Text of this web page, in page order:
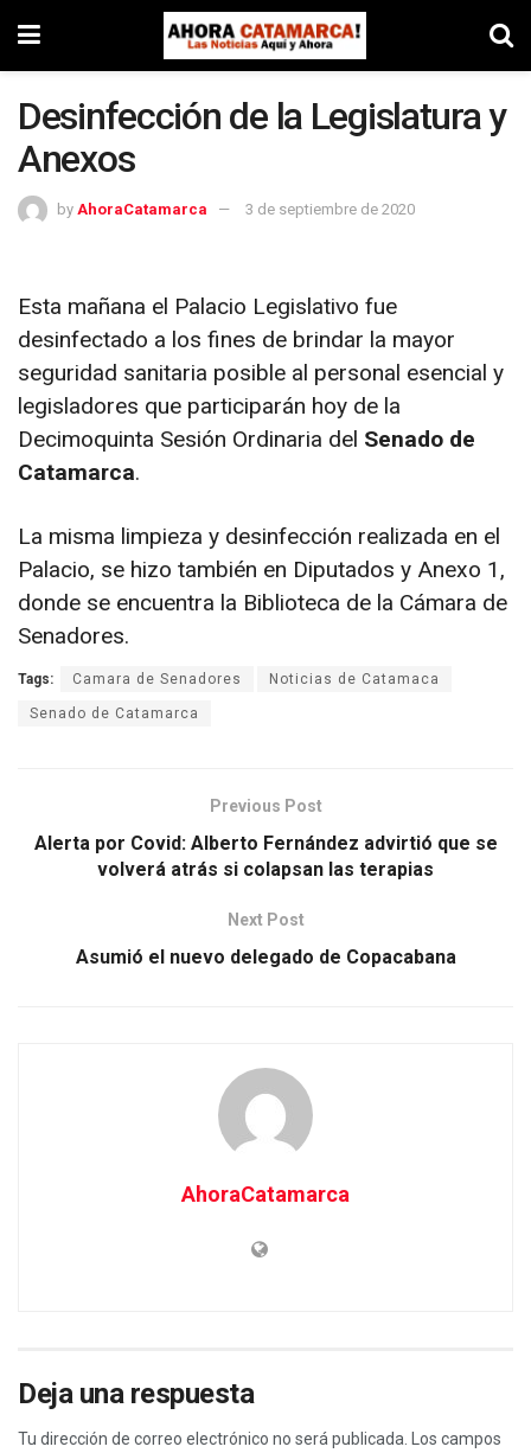
Desinfección de la Legislatura y
Anexos
by AhoraCatamarca 3 de septiembre de 2020
Esta mañana el Palacio Legislativo fue
desinfectado a los fines de brindar la mayor
seguridad sanitaria posible al personal esencial y
legisladores que participarán hoy de la
Decimoquinta Sesión Ordinaria del Senado de
Catamarca.
La misma limpieza y desinfección realizada en el
Palacio, se hizo también en Diputados y Anexo 1,
donde se encuentra la Biblioteca de la Cámara de
Senadores.
Tags: Camara de Senadores Noticias de Catamaca
Senado de Catamarca
Previous Post
Alerta por Covid: Alberto Fernández advirtió que se
volverá atrás si colapsan las terapias
Next Post
Asumió el nuevo delegado de Copacabana
AhoraCatamarca
Deja una respuesta
Tu dirección de correo electrónico no será publicada. Los campos